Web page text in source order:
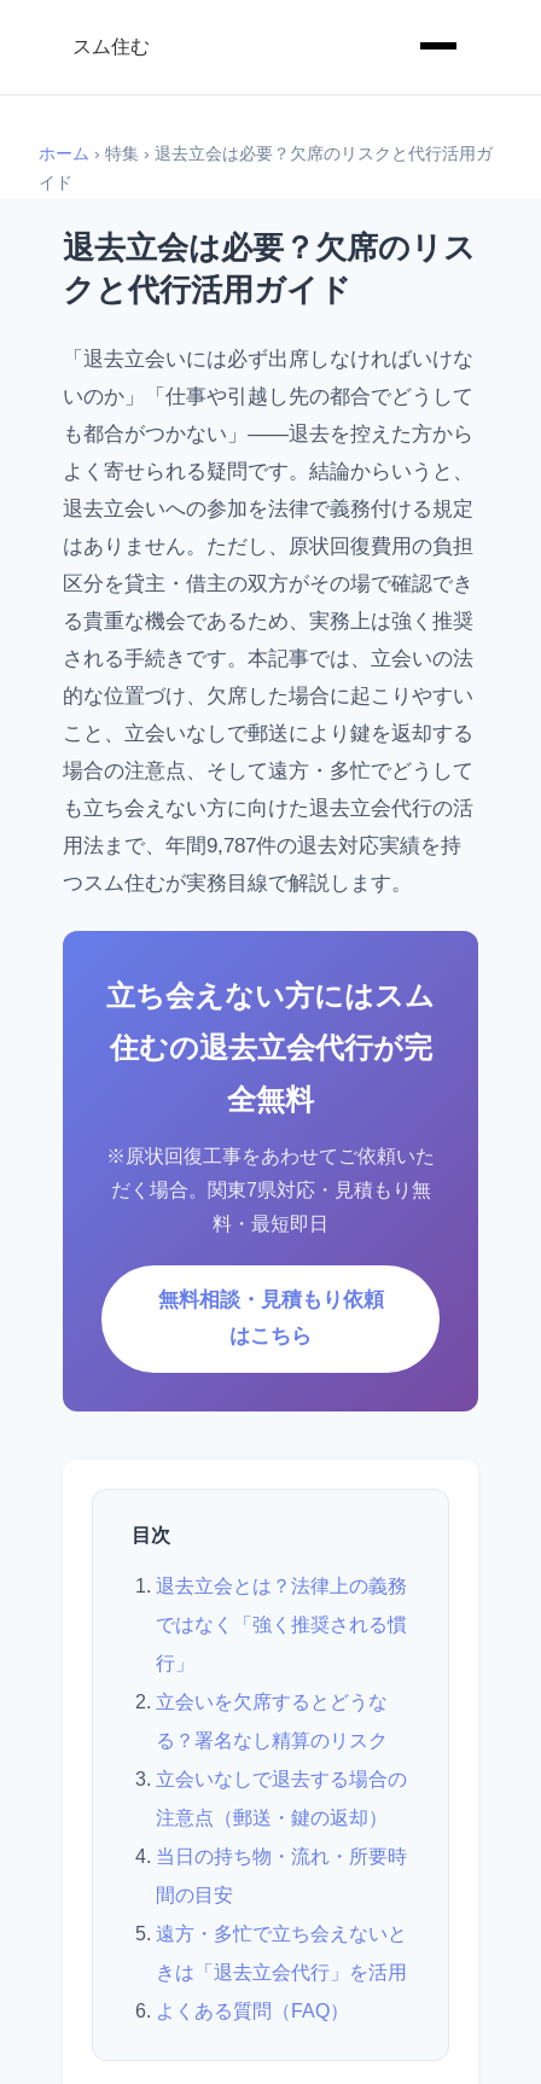
スム住む
ホーム › 特集 › 退去立会は必要？欠席のリスクと代行活用ガ
イド
退去立会は必要？欠席のリス
クと代行活用ガイド
「退去立会いには必ず出席しなければいけな
いのか」「仕事や引越し先の都合でどうして
も都合がつかない」——退去を控えた方から
よく寄せられる疑問です。結論からいうと、
退去立会いへの参加を法律で義務付ける規定
はありません。ただし、原状回復費用の負担
区分を貸主・借主の双方がその場で確認でき
る貴重な機会であるため、実務上は強く推奨
される手続きです。本記事では、立会いの法
的な位置づけ、欠席した場合に起こりやすい
こと、立会いなしで郵送により鍵を返却する
場合の注意点、そして遠方・多忙でどうして
も立ち会えない方に向けた退去立会代行の活
用法まで、年間9,787件の退去対応実績を持
つスム住むが実務目線で解説します。
立ち会えない方にはスム
住むの退去立会代行が完
全無料
※原状回復工事をあわせてご依頼いた
だく場合。関東7県対応・見積もり無
料・最短即日
無料相談・見積もり依頼
はこちら
目次
退去立会とは？法律上の義務
ではなく「強く推奨される慣
行」
立会いを欠席するとどうな
る？署名なし精算のリスク
立会いなしで退去する場合の
注意点（郵送・鍵の返却）
当日の持ち物・流れ・所要時
間の目安
遠方・多忙で立ち会えないと
きは「退去立会代行」を活用
よくある質問（FAQ）